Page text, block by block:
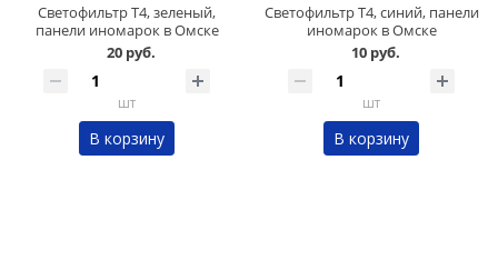
Светофильтр Т4, зеленый,
панели иномарок в Омске
20 руб.
шт
В корзину
Светофильтр Т4, синий, панели
иномарок в Омске
10 руб.
шт
В корзину